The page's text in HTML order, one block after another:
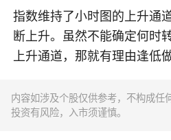
指数维持了小时图的上升通
断上升。虽然不能确定何时
上升通道，那就有理由逢低做
内容如涉及个股仅供参考，不构成任
投资有风险，入市须谨慎。